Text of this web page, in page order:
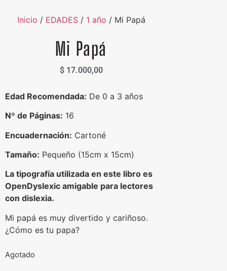
Inicio / EDADES/ 1 año / Mi Papá
Mi Papá
$17.000,00
Edad Recomendada: De 0 a 3 años
Nº de Páginas: 16
Encuadernación: Cartoné
Tamaño: Pequeño (15cm x 15cm)
La tipografía utilizada en este libro es
OpenDyslexic amigable para lectores
con dislexia.
Mi papá es muy divertido y cariñoso.
¿Cómo es tu papa?
Agotado